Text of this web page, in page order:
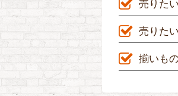
売りた
売りた
揃いも